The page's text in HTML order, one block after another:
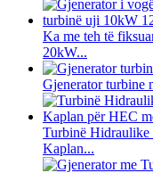
Ka me teh të
20kW...
Gjenerator turbine
Turbinë Hidraulike
Kaplan...